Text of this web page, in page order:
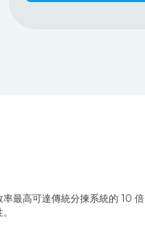
最高可達傳統分揀系統的 10